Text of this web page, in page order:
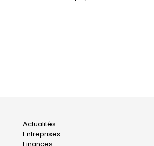
Main
Actualités
Entreprises